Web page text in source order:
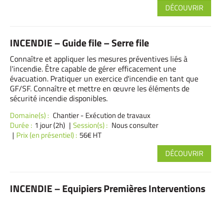
DÉCOUVRIR
INCENDIE – Guide file – Serre file
Connaître et appliquer les mesures préventives liés à
l'incendie. Être capable de gérer efficacement une
évacuation. Pratiquer un exercice d'incendie en tant que
GF/SF. Connaître et mettre en œuvre les éléments de
sécurité incendie disponibles.
Domaine(s) : Chantier - Exécution de travaux
Durée : 1 jour (2h) Session(s) : Nous consulter
Prix (en présentiel) : 56€ HT
DÉCOUVRIR
INCENDIE – Equipiers Premières Interventions